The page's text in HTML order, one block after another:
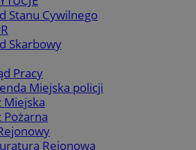
Stanu Cywilnego
Skarbowy
Pracy
Miejska policji
Miejska
Pożarna
Rejonowa